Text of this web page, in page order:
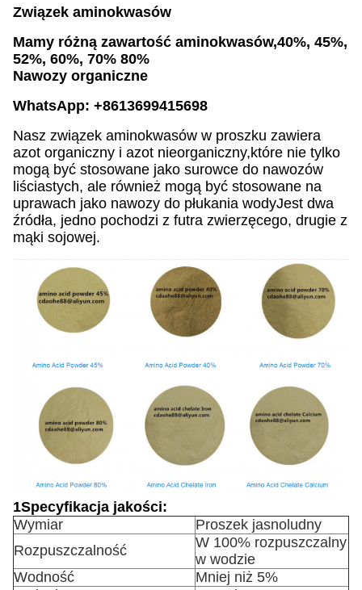
Związek aminokwasów
Mamy różną zawartość aminokwasów,40%, 45%,
52%, 60%, 70% 80%
Nawozy organiczne
WhatsApp: +8613699415698
Nasz związek aminokwasów w proszku zawiera
azot organiczny i azot nieorganiczny,które nie tylko
mogą być stosowane jako surowce do nawozów
liściastych, ale również mogą być stosowane na
uprawach jako nawozy do płukania wodyJest dwa
źródła, jedno pochodzi z futra zwierzęcego, drugie z
mąki sojowej.
1Specyfikacja jakości:
Wymiar
Proszek jasnoludny
Rozpuszczalność
W 100% rozpuszczalny
w wodzie
Wodność
Mniej niż 5%